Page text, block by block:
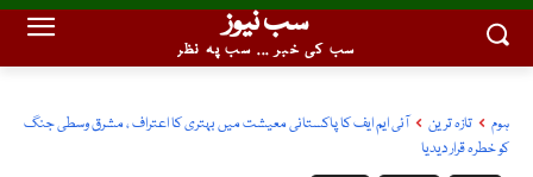
سب نیوز
سب کی خبر ... سب پہ نظر
ہوم تازہ ترین
آئی ایم ایف کا پاکستانی معیشت میں بہتری کا اعتراف ، مشرق وسطی جنگ
کو خطرہ قرار دیدیا